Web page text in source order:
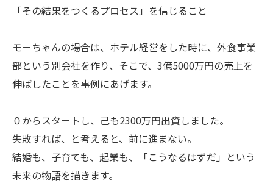
「その結果をつくるプロセス」を信じること
モーちゃんの場合は、ホテル経営をした時に、外食事業
部という別会社を作り、そこで、3億5000万円の売上を
伸ばしたことを事例にあげます。
０からスタートし、己も2300万円出資しました。
失敗すれば、と考えると、前に進まない。
結婚も、子育ても、起業も、「こうなるはずだ」という
未来の物語を描きます。